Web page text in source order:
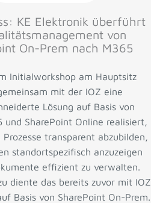
KE Elektronik überführt
von
On-Prem nach M365
Initialworkshop am Hauptsitz
mit der IOZ eine
Lösung auf Basis von
und SharePoint Online realisiert,
transparent abzubilden,
standortspezifisch anzuzeigen
effizient zu verwalten.
diente das bereits zuvor mit IOZ
Basis von SharePoint On-Prem.